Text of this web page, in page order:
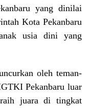
yang dinilai
Kota Pekanbaru
usia dini yang
oleh teman-
Pekanbaru luar
juara di tingkat